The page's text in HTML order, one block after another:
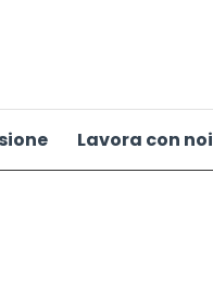
Lavora con noi